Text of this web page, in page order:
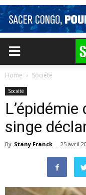
Home Société
Société
singe
By Stany Franck - 25 avril